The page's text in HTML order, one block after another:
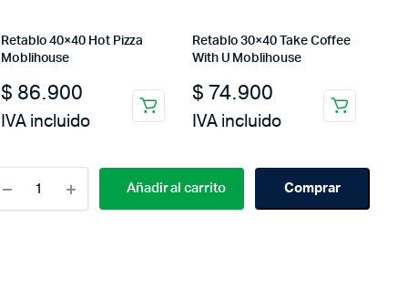
Retablo 40×40 Hot Pizza
Moblihouse
$ 86.900
IVA incluido
Retablo 30×40 Take Coffee
With U Moblihouse
$ 74.900
IVA incluido
Retablo
30×45
Añadir al carrito Comprar